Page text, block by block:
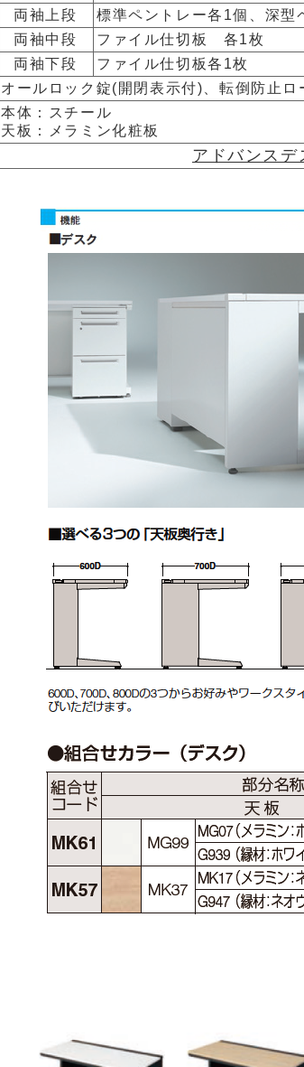
両袖上段
標準ペントレー各1個、深型
両袖中段
ファイル仕切板 各1枚
両袖下段
ファイル仕切板各1枚
オールロック錠(開閉表示付)、転倒防止ロ
本体：スチール
天板：メラミン化粧板
アドバンスデ